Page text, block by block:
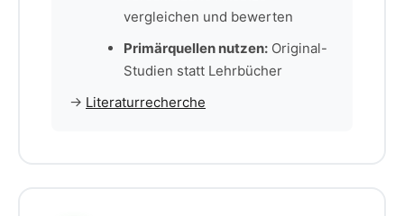
vergleichen und bewerten
Primärquellen nutzen: Original-
Studien statt Lehrbücher
→ Literaturrecherche